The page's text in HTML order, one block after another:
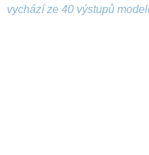
vychází ze 40 výstupů